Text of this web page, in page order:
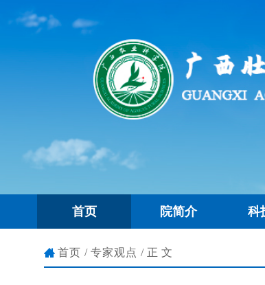
首页 院简介 科
首页 / 专家观点 /正文